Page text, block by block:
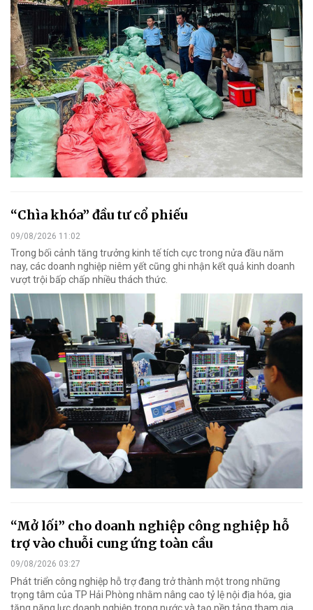
“Chìa khóa” đầu tư cổ phiếu
09/08/2026 11:02
Trong bối cảnh tăng trưởng kinh tế tích cực trong nửa đầu năm
nay, các doanh nghiệp niêm yết cũng ghi nhận kết quả kinh doanh
vượt trội bấp chấp nhiều thách thức.
“Mở lối” cho doanh nghiệp công nghiệp hỗ
trợ vào chuỗi cung ứng toàn cầu
09/08/2026 03:27
Phát triển công nghiệp hỗ trợ đang trở thành một trong những
trọng tâm của TP Hải Phòng nhằm nâng cao tỷ lệ nội địa hóa, gia